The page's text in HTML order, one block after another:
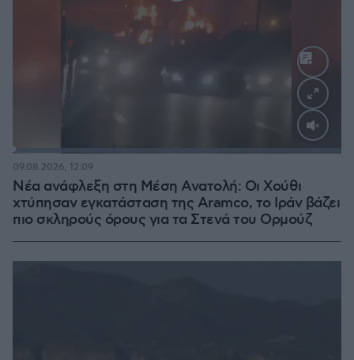
Νέα ανάφλεξη στη Μέση Ανατολή: Οι Χούθι
χτύπησαν εγκατάσταση της Aramco, το Ιράν βάζει
πιο σκληρούς όρους για τα Στενά του Ορμούζ
09.08.2026, 12:09